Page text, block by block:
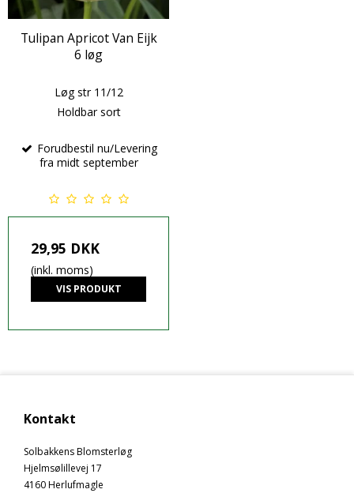
Tulipan Apricot Van Eijk
6 løg
Løg str 11/12
Holdbar sort
Forudbestil nu/Levering
fra midt september
29,95 DKK
(inkl. moms)
VIS PRODUKT
Kontakt
Solbakkens Blomsterløg
Hjelmsølillevej 17
4160 Herlufmagle